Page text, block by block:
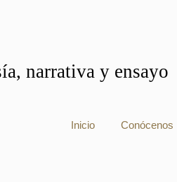
narrativa y ensayo
Inicio Conócenos